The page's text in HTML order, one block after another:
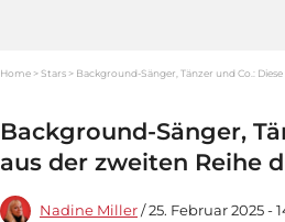
Home Stars Background-Sänger, Tänzer und Co.:
Background-Sänger,
aus der zweiten Reihe
Nadine Miller / 25. Februar 2025 -